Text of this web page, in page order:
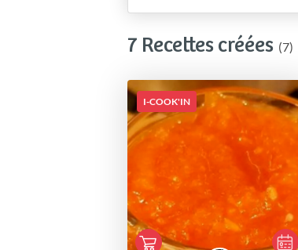
7 Recettes créées (7)
I-COOK'IN